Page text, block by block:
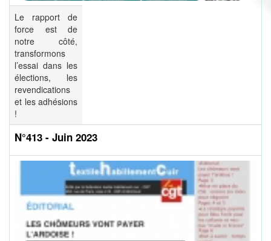
Le rapport de
force est de
notre côté,
transformons
l’essai dans les
élections, les
revendications
et les adhésions
!
N°413 - Juin 2023